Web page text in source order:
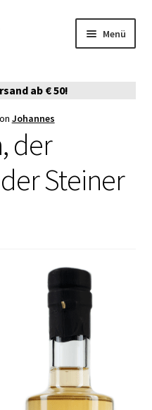
Menü
ab € 50!
Johannes
der
Steiner